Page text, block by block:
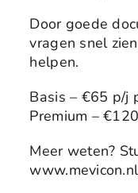
Door goede
vragen snel
helpen.
Basis – €65 p/j
Premium –
Meer weten?